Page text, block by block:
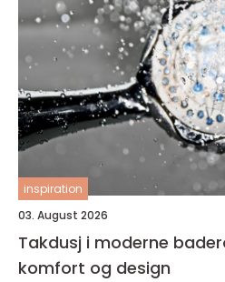
inspiration
03. August 2026
Takdusj i moderne baderom
komfort og design